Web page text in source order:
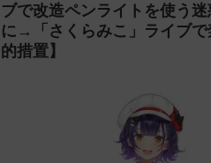
ブで改造ペンライトを使う
に→「さくらみこ」ライブで
的措置】